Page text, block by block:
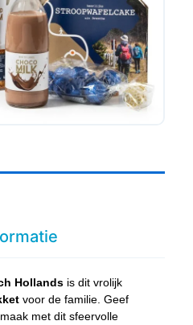
Hollands is dit vrolijk
voor de familie. Geef
met dit sfeervolle